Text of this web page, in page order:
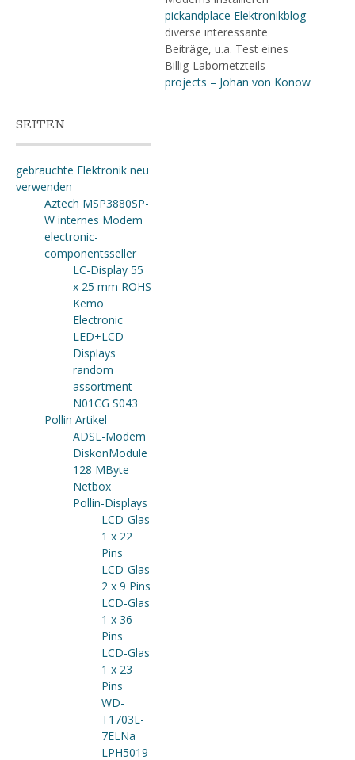
pickandplace Elektronikblog
diverse interessante
Beiträge, u.a. Test eines
Billig-Labornetzteils
projects – Johan von Konow
SEITEN
gebrauchte Elektronik neu
verwenden
Aztech MSP3880SP-
W internes Modem
electronic-
componentsseller
LC-Display 55
x 25 mm ROHS
Kemo
Electronic
LED+LCD
Displays
random
assortment
N01CG S043
Pollin Artikel
ADSL-Modem
DiskonModule
128 MByte
Netbox
Pollin-Displays
LCD-Glas
1 x 22
Pins
LCD-Glas
2 x 9 Pins
LCD-Glas
1 x 36
Pins
LCD-Glas
1 x 23
Pins
WD-
T1703L-
7ELNa
LPH5019